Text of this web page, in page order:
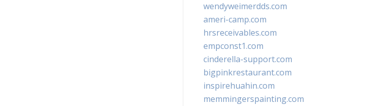
wendyweimerdds.com
ameri-camp.com
hrsreceivables.com
empconst1.com
cinderella-support.com
bigpinkrestaurant.com
inspirehuahin.com
memmingerspainting.com